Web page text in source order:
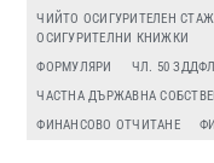
ЧИЙТО ОСИГУРИТЕЛЕН
ОСИГУРИТЕЛНИ КНИЖКИ
ФОРМУЛЯРИ
ЧЛ. 50 ЗДДФЛ
ЧАСТНА ДЪРЖАВНА
ФИНАНСОВО ОТЧИТАНЕ